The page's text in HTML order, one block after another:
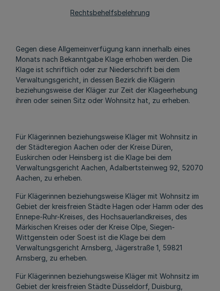
Rechtsbehelfsbelehrung
Gegen diese Allgemeinverfügung kann innerhalb eines
Monats nach Bekanntgabe Klage erhoben werden. Die
Klage ist schriftlich oder zur Niederschrift bei dem
Verwaltungsgericht, in dessen Bezirk die Klägerin
beziehungsweise der Kläger zur Zeit der Klageerhebung
ihren oder seinen Sitz oder Wohnsitz hat, zu erheben.
Für Klägerinnen beziehungsweise Kläger mit Wohnsitz in
der Städteregion Aachen oder der Kreise Düren,
Euskirchen oder Heinsberg ist die Klage bei dem
Verwaltungsgericht Aachen, Adalbertsteinweg 92, 52070
Aachen, zu erheben.
Für Klägerinnen beziehungsweise Kläger mit Wohnsitz im
Gebiet der kreisfreien Städte Hagen oder Hamm oder des
Ennepe-Ruhr-Kreises, des Hochsauerlandkreises, des
Märkischen Kreises oder der Kreise Olpe, Siegen-
Wittgenstein oder Soest ist die Klage bei dem
Verwaltungsgericht Arnsberg, Jägerstraße 1, 59821
Arnsberg, zu erheben.
Für Klägerinnen beziehungsweise Kläger mit Wohnsitz im
Gebiet der kreisfreien Städte Düsseldorf, Duisburg,